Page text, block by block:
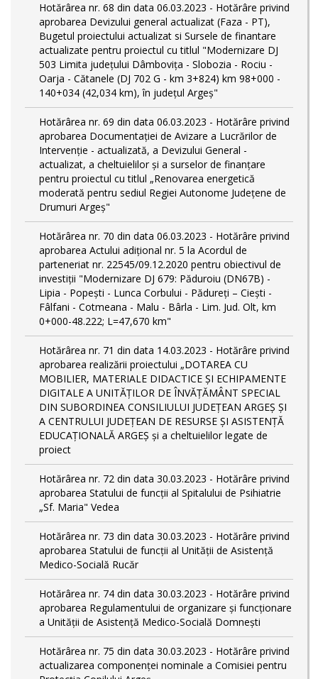
Hotărârea nr. 68 din data 06.03.2023 - Hotărâre privind
aprobarea Devizului general actualizat (Faza - PT),
Bugetul proiectului actualizat si Sursele de finantare
actualizate pentru proiectul cu titlul "Modernizare DJ
503 Limita județului Dâmbovița - Slobozia - Rociu -
Oarja - Cătanele (DJ 702 G - km 3+824) km 98+000 -
140+034 (42,034 km), în județul Argeș"
Hotărârea nr. 69 din data 06.03.2023 - Hotărâre privind
aprobarea Documentației de Avizare a Lucrărilor de
Intervenție - actualizată, a Devizului General -
actualizat, a cheltuielilor și a surselor de finanțare
pentru proiectul cu titlul „Renovarea energetică
moderată pentru sediul Regiei Autonome Județene de
Drumuri Argeș"
Hotărârea nr. 70 din data 06.03.2023 - Hotărâre privind
aprobarea Actului adițional nr. 5 la Acordul de
parteneriat nr. 22545/09.12.2020 pentru obiectivul de
investiții "Modernizare DJ 679: Păduroiu (DN67B) -
Lipia - Popești - Lunca Corbului - Pădureți – Ciești -
Fâlfani - Cotmeana - Malu - Bârla - Lim. Jud. Olt, km
0+000-48.222; L=47,670 km"
Hotărârea nr. 71 din data 14.03.2023 - Hotărâre privind
aprobarea realizării proiectului „DOTAREA CU
MOBILIER, MATERIALE DIDACTICE ȘI ECHIPAMENTE
DIGITALE A UNITĂȚILOR DE ÎNVĂȚĂMÂNT SPECIAL
DIN SUBORDINEA CONSILIULUI JUDEȚEAN ARGEȘ ȘI
A CENTRULUI JUDEȚEAN DE RESURSE ȘI ASISTENȚĂ
EDUCAȚIONALĂ ARGEȘ și a cheltuielilor legate de
proiect
Hotărârea nr. 72 din data 30.03.2023 - Hotărâre privind
aprobarea Statului de funcţii al Spitalului de Psihiatrie
„Sf. Maria" Vedea
Hotărârea nr. 73 din data 30.03.2023 - Hotărâre privind
aprobarea Statului de funcții al Unității de Asistență
Medico-Socială Rucăr
Hotărârea nr. 74 din data 30.03.2023 - Hotărâre privind
aprobarea Regulamentului de organizare și funcționare
a Unității de Asistență Medico-Socială Domnești
Hotărârea nr. 75 din data 30.03.2023 - Hotărâre privind
actualizarea componenței nominale a Comisiei pentru